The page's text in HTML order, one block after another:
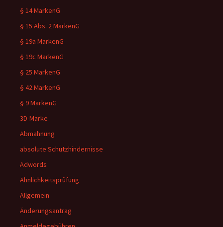
§ 14 MarkenG
§ 15 Abs. 2 MarkenG
§ 19a MarkenG
§ 19c MarkenG
§ 25 MarkenG
§ 42 MarkenG
§ 9 MarkenG
3D-Marke
Abmahnung
absolute Schutzhindernisse
Adwords
Ähnlichkeitsprüfung
Allgemein
Änderungsantrag